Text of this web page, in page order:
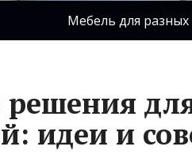
Мебель для
идеи и